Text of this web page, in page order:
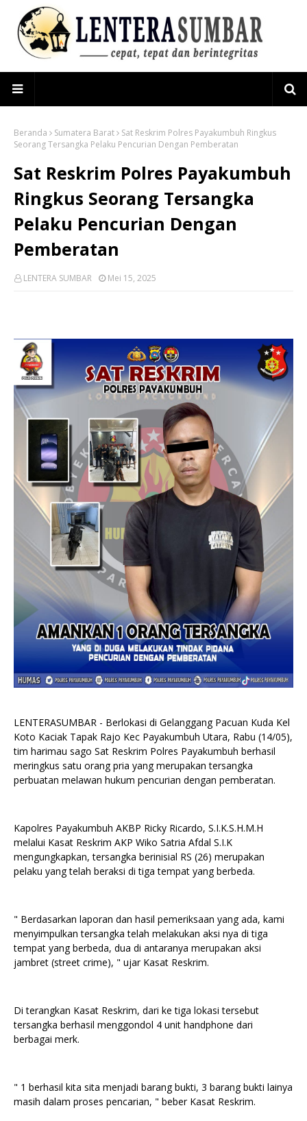
Beranda Sumatera Barat
Sat Reskrim Polres Payakumbuh Ringkus
Seorang Tersangka Pelaku Pencurian Dengan Pemberatan
Sat Reskrim Polres Payakumbuh
Ringkus Seorang Tersangka
Pelaku Pencurian Dengan
Pemberatan
LENTERA SUMBAR Mei 15, 2025
LENTERASUMBAR - Berlokasi di Gelanggang Pacuan Kuda Kel
Koto Kaciak Tapak Rajo Kec Payakumbuh Utara, Rabu (14/05),
tim harimau sago Sat Reskrim Polres Payakumbuh berhasil
meringkus satu orang pria yang merupakan tersangka
perbuatan melawan hukum pencurian dengan pemberatan.
Kapolres Payakumbuh AKBP Ricky Ricardo, S.I.K.S.H.M.H
melalui Kasat Reskrim AKP Wiko Satria Afdal S.I.K
mengungkapkan, tersangka berinisial RS (26) merupakan
pelaku yang telah beraksi di tiga tempat yang berbeda.
" Berdasarkan laporan dan hasil pemeriksaan yang ada, kami
menyimpulkan tersangka telah melakukan aksi nya di tiga
tempat yang berbeda, dua di antaranya merupakan aksi
jambret (street crime), " ujar Kasat Reskrim.
Di terangkan Kasat Reskrim, dari ke tiga lokasi tersebut
tersangka berhasil menggondol 4 unit handphone dari
berbagai merk.
" 1 berhasil kita sita menjadi barang bukti, 3 barang bukti lainya
masih dalam proses pencarian, " beber Kasat Reskrim.